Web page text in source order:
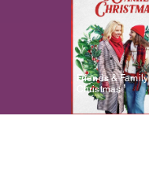
Friends & Family
Christmas